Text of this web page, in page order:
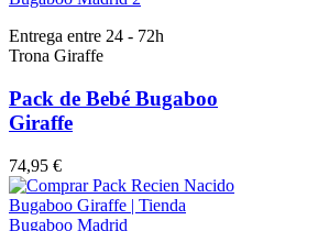
Entrega entre 24 - 72h
Trona Giraffe
Pack de Bebé Bugaboo
Giraffe
74,95 €